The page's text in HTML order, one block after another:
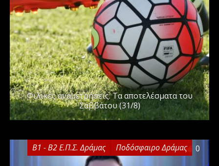
Φιλικές αναμετρήσεις: Τα αποτελέσματα του
Σαββάτου (31/8)
Β1 - Β2 Ε.Π.Σ. Δράμας Ποδόσφαιρο Δράμας 0